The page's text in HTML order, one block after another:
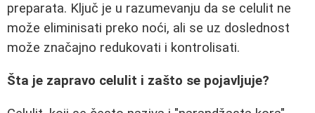
preparata. Ključ je u razumevanju da se celulit ne
može eliminisati preko noći, ali se uz doslednost
može značajno redukovati i kontrolisati.
Šta je zapravo celulit i zašto se pojavljuje?